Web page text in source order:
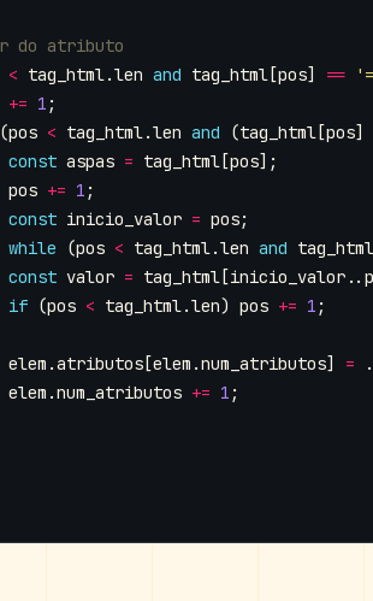
< tag_html.len and tag_html [pos] ==
+= 1 ;
(pos < tag_html.len and (tag_html [pos]
const aspas = tag_html [pos];
pos += 1 ;
const inicio_valor = pos;
while
(pos < tag_html.len and tag_html
const valor = tag_html [inicio_valor ..
if (pos < tag_html.len) pos += 1 ;
elem .atributos [elem .num_atributos] =
elem .num_atributos += 1 ;